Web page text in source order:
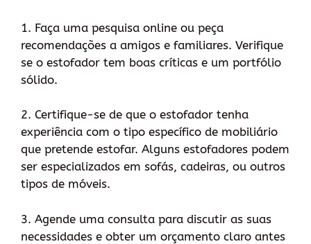
1. Faça uma pesquisa online ou peça
recomendações a amigos e familiares. Verifique
se o estofador tem boas críticas e um portfólio
sólido.
2. Certifique-se de que o estofador tenha
experiência com o tipo específico de mobiliário
que pretende estofar. Alguns estofadores podem
ser especializados em sofás, cadeiras, ou outros
tipos de móveis.
3. Agende uma consulta para discutir as suas
necessidades e obter um orçamento claro antes